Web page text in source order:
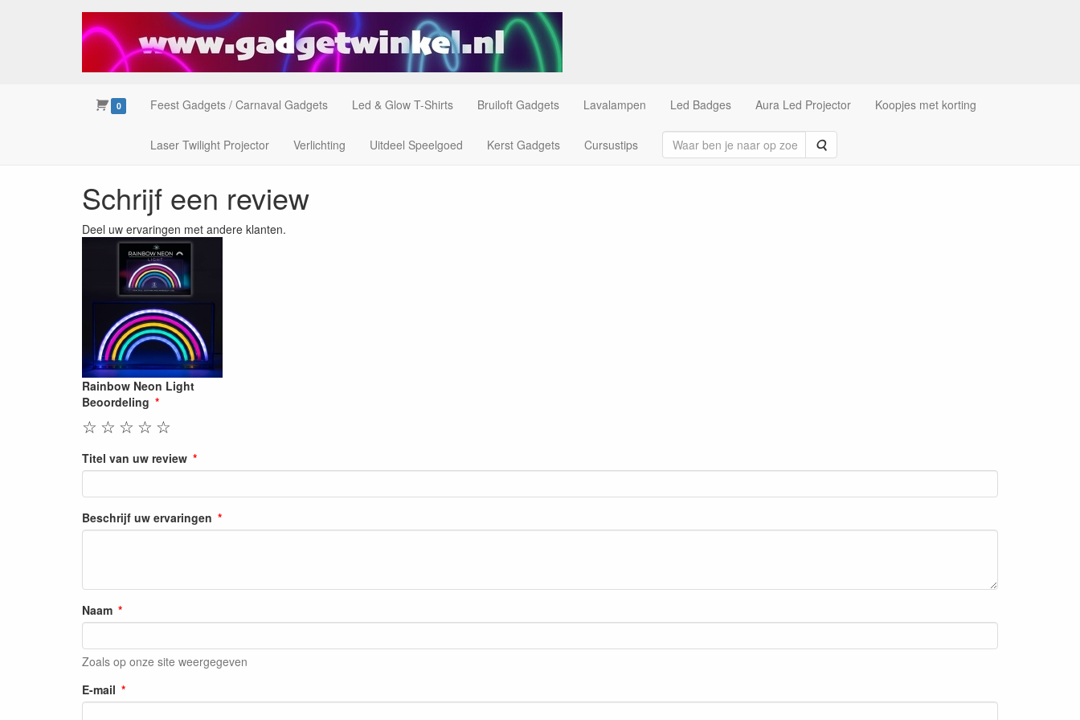
0 Feest Gadgets / Carnaval Gadgets Led & Glow T-Shirts Bruiloft Gadgets Lavalampen Led Badges Aura Led Projector Koopjes met korting
Laser Twilight Projector Verlichting Uitdeel Speelgoed Kerst Gadgets Cursustips Zoeken
Schrijf een review
Deel uw ervaringen met andere klanten.
Rainbow Neon Light
Beoordeling
☆
☆
☆
☆
☆
Titel van uw review
Beschrijf uw ervaringen
Naam
Zoals op onze site weergegeven
E-mail